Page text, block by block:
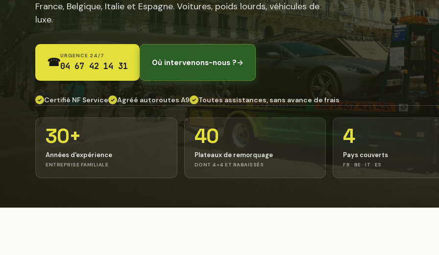
France, Belgique, Italie et Espagne. Voitures, poids lourds, véhicules de
luxe.
☎URGENCE 24/7
04 67 42 14 31 Où intervenons-nous ?→
✓ Certifié NF Service ✓ Agréé autoroutes A9 ✓ Toutes assistances, sans avance de frais
30+
Années d'expérience
ENTREPRISE FAMILIALE
40
Plateaux de remorquage
DONT 4×4 ET RABAISSÉS
4
Pays couverts
FR · BE · IT · ES